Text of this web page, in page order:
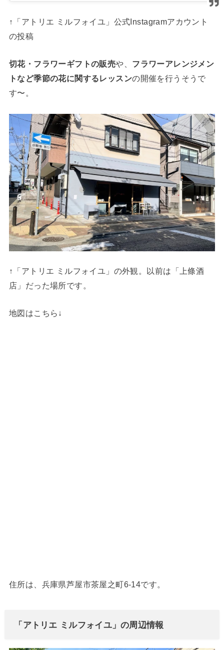
↑「アトリエ ミルフォイユ」公式Instagramアカウント
の投稿
切花・フラワーギフトの販売や、 フラワーアレンジメン
トなど季節の花に関するレッスンの開催を行うそうで
す〜。
↑「アトリエ ミルフォイユ」の外観。以前は「上條酒
店」だった場所です。
地図はこちら↓
住所は、兵庫県芦屋市茶屋之町6-14です。
「アトリエ ミルフォイユ」の周辺情報